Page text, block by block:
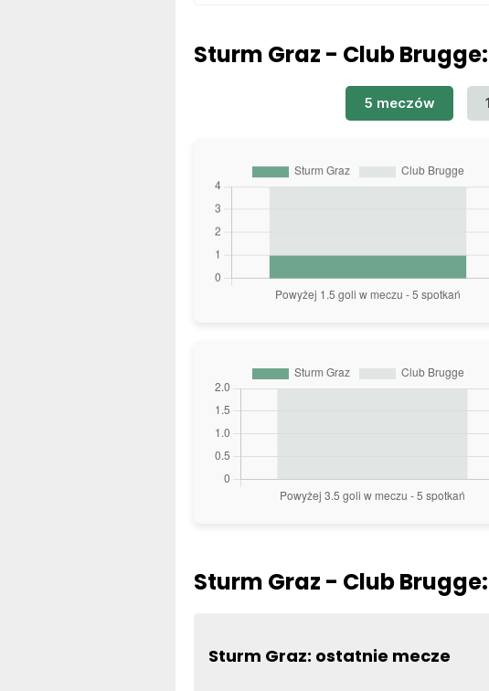
Sturm Graz - Club
5 meczów
Sturm Graz - Club
Sturm Graz: ostatnie mecze